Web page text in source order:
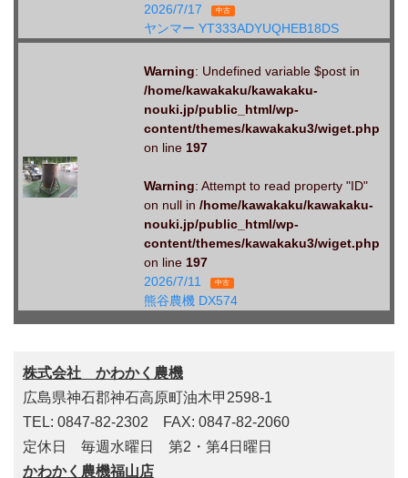
2026/7/17
中古
ヤンマー YT333ADYUQHEB18DS
Warning: Undefined variable $post in
/home/kawakaku/kawakaku-
nouki.jp/public_html/wp-
content/themes/kawakaku3/wiget.php
on line 197
Warning: Attempt to read property "ID"
on null in /home/kawakaku/kawakaku-
nouki.jp/public_html/wp-
content/themes/kawakaku3/wiget.php
on line 197
2026/7/11
中古
熊谷農機 DX574
株式会社 かわかく農機
広島県神石郡神石高原町油木甲2598-1
TEL: 0847-82-2302 FAX: 0847-82-2060
定休日 毎週水曜日 第2・第4日曜日
かわかく農機福山店